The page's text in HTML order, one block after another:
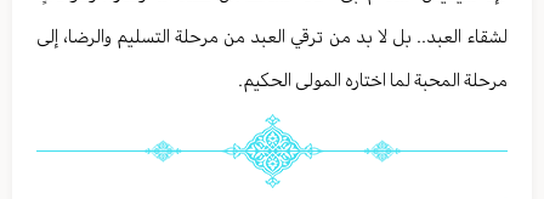
لشقاء العبد.. بل لا بد من ترقي العبد من مرحلة التسليم والرضا، إلى
مرحلة المحبة لما اختاره المولى الحكيم.